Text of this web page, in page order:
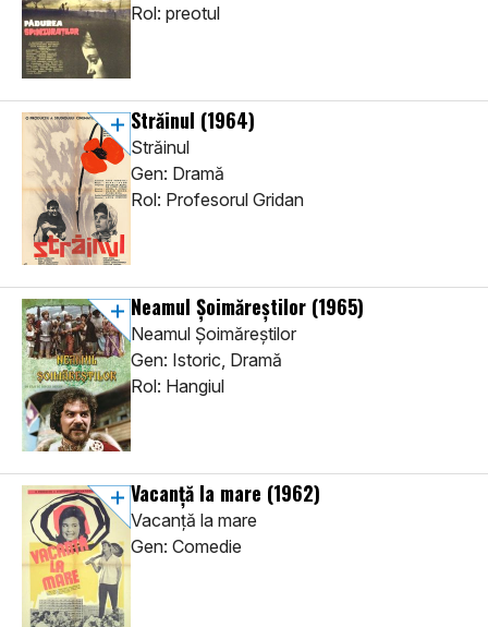
Rol: preotul
Străinul (1964)
Străinul
Gen: Dramă
Rol: Profesorul Gridan
Neamul Șoimăreștilor (1965)
Neamul Șoimăreștilor
Gen: Istoric, Dramă
Rol: Hangiul
Vacanță la mare (1962)
Vacanță la mare
Gen: Comedie